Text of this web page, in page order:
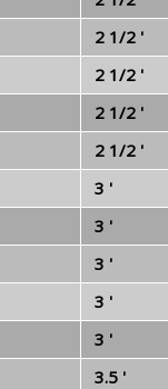
2 1/2 '
2 1/2 '
2 1/2 '
2 1/2 '
3 '
3 '
3 '
3 '
3 '
3.5 '